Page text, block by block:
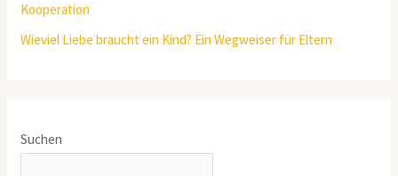
Kooperation
Wieviel Liebe braucht ein Kind? Ein Wegweiser für Eltern
Suchen